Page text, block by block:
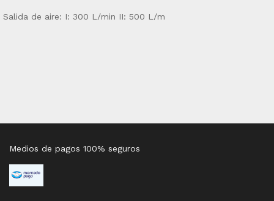
Salida de aire: I: 300 L/min II: 500 L/m
Medios de pagos 100% seguros